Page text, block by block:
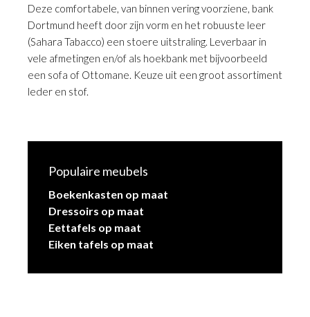
Populaire meubels
Boekenkasten op maat
Dressoirs op maat
Eettafels op maat
Eiken tafels op maat
Deze comfortabele, van binnen vering voorziene, bank
Dortmund heeft door zijn vorm en het robuuste leer
(Sahara Tabacco) een stoere uitstraling. Leverbaar in
vele afmetingen en/of als hoekbank met bijvoorbeeld
een sofa of Ottomane. Keuze uit een groot assortiment
leder en stof.